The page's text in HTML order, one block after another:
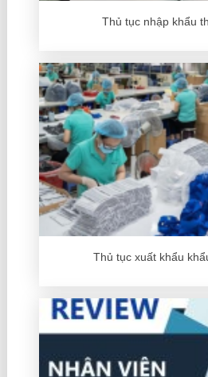
Thủ tục nhập khẩu
Thủ tục xuất khẩu